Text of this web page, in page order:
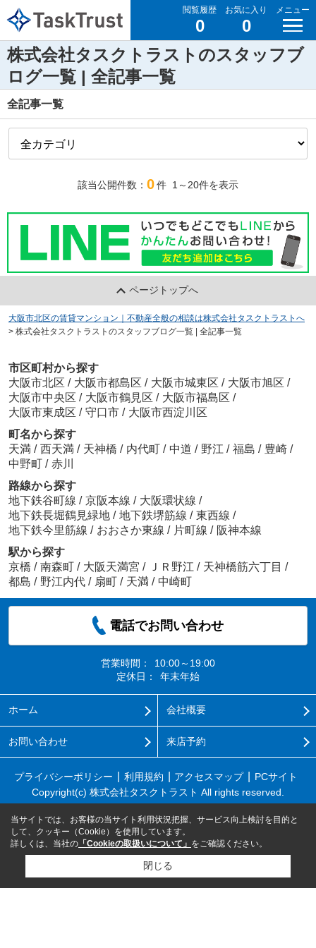
閲覧履歴
0
お気に入り
0
メニュー
株式会社タスクトラストのスタッフブ
ログ一覧 | 全記事一覧
全記事一覧
該当公開件数： 0件 1～20件を表示
ページトップへ
大阪市北区の賃貸マンション｜不動産全般の相談は株式会社タスクトラストへ
> 株式会社タスクトラストのスタッフブログ一覧 | 全記事一覧
市区町村から探す
大阪市北区 / 大阪市都島区 / 大阪市城東区 / 大阪市旭区 /
大阪市中央区 / 大阪市鶴見区 / 大阪市福島区 /
大阪市東成区 / 守口市 / 大阪市西淀川区
町名から探す
天満 / 西天満 / 天神橋 / 内代町 / 中道 / 野江 / 福島 / 豊崎 /
中野町 / 赤川
路線から探す
地下鉄谷町線 / 京阪本線 / 大阪環状線 /
地下鉄長堀鶴見緑地 / 地下鉄堺筋線 / 東西線 /
地下鉄今里筋線 / おおさか東線 / 片町線 / 阪神本線
駅から探す
京橋 / 南森町 / 大阪天満宮 / ＪＲ野江 / 天神橋筋六丁目 /
都島 / 野江内代 / 扇町 / 天満 / 中崎町
電話でお問い合わせ
営業時間：
10:00～19:00
定休日：
年末年始
ホーム 会社概要
お問い合わせ 来店予約
プライバシーポリシー 利用規約 アクセスマップ
PCサイト
Copyright(c) 株式会社タスクトラスト All rights reserved.
当サイトでは、お客様の当サイト利用状況把握、サービス向上検討を目的と
して、クッキー（Cookie）を使用しています。
詳しくは、当社の 「Cookieの取扱いについて」 をご確認ください。
閉じる